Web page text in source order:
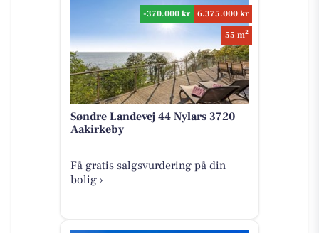
-370.000 kr
6.375.000 kr
55 m2
Søndre Landevej 44 Nylars 3720
Aakirkeby
Få gratis salgsvurdering på din
bolig ›